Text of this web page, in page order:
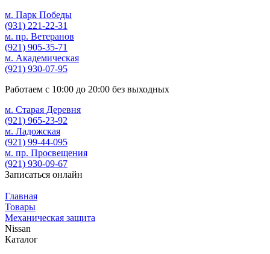
м. Парк Победы
(931) 221-22-31
м. пр. Ветеранов
(921) 905-35-71
м. Академическая
(921) 930-07-95
Работаем с 10:00 до 20:00 без выходных
м. Старая Деревня
(921) 965-23-92
м. Ладожская
(921) 99-44-095
м. пр. Просвещения
(921) 930-09-67
Записаться онлайн
Главная
Товары
Механическая защита
Nissan
Каталог